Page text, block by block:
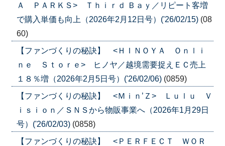
Ａ ＰＡＲＫＳ> Ｔｈｉｒｄ Ｂａｙ／リピート客増
で購入単価も向上（2026年2月12日号）('26/02/15) (08
60)
【ファンづくりの秘訣】 <ＨＩＮＯＹＡ Ｏｎｌｉ
ｎｅ Ｓｔｏｒｅ> ヒノヤ／越境需要捉えＥＣ売上
１８％増（2026年2月5日号）('26/02/06) (0859)
【ファンづくりの秘訣】 <Ｍｉｎ’Ｚ> Ｌｕｌｕ Ｖ
ｉｓｉｏｎ／ＳＮＳから物販事業へ（2026年1月29日
号）('26/02/03) (0858)
【ファンづくりの秘訣】 <ＰＥＲＦＥＣＴ ＷＯＲ